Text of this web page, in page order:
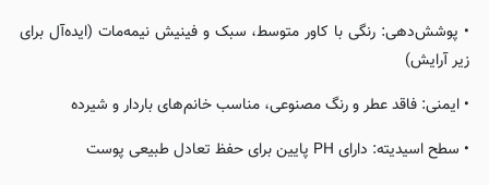
• پوشش‌دهی: رنگی با کاور متوسط، سبک و فینیش نیمه‌مات (ایده‌آل برای
زیر آرایش)
• ایمنی: فاقد عطر و رنگ مصنوعی، مناسب خانم‌های باردار و شیرده
• سطح اسیدیته: دارای PH پایین برای حفظ تعادل طبیعی پوست